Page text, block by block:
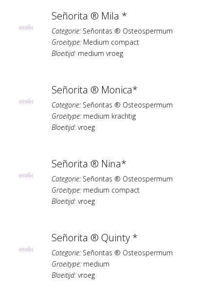
Señorita ® Mila *
Categorie: Señoritas ® Osteospermum
Groeitype: Medium compact
Bloeitijd: medium vroeg
Señorita ® Monica*
Categorie: Señoritas ® Osteospermum
Groeitype: medium krachtig
Bloeitijd: vroeg
Señorita ® Nina*
Categorie: Señoritas ® Osteospermum
Groeitype: medium compact
Bloeitijd: vroeg
Señorita ® Quinty *
Categorie: Señoritas ® Osteospermum
Groeitype: medium
Bloeitijd: vroeg